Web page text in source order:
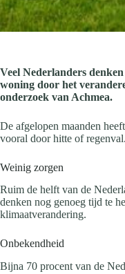
Veel Nederlanders
woning door het
onderzoek van Achmea.
De afgelopen maanden
vooral door hitte of
Weinig zorgen
Ruim de helft van de
denken nog genoeg tijd te
klimaatverandering.
Onbekendheid
Bijna 70 procent van de